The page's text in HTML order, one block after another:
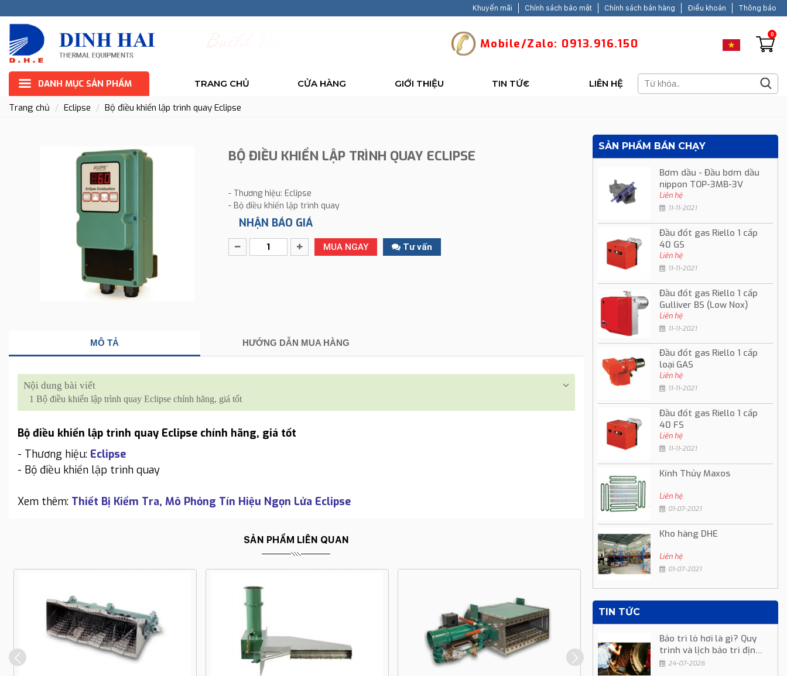
Khuyến mãi Chính sách bảo mật Chính sách bán hàng Điều khoản Thông báo
Mobile/Zalo: 0913.916.150
0
DANH MỤC SẢN PHẨM TRANG CHỦ CỬA HÀNG GIỚI THIỆU TIN TỨC LIÊN HỆ
Trang chủ Eclipse Bộ điều khiển lập trình quay Eclipse
BỘ ĐIỀU KHIỂN LẬP TRÌNH QUAY ECLIPSE
- Thương hiệu: Eclipse
- Bộ điều khiển lập trình quay
NHẬN BÁO GIÁ
MUA NGAY Tư vấn
MÔ TẢ HƯỚNG DẪN MUA HÀNG
Nội dung bài viết
1 Bộ điều khiển lập trình quay Eclipse chính hãng, giá tốt
Bộ điều khiển lập trình quay Eclipse chính hãng, giá tốt
- Thương hiệu: Eclipse
- Bộ điều khiển lập trình quay
Xem thêm: Thiết Bị Kiểm Tra, Mô Phỏng Tín Hiệu Ngọn Lửa Eclipse
SẢN PHẨM LIÊN QUAN
SẢN PHẨM BÁN CHẠY
Bơm dầu - Đầu bơm dầu
nippon TOP-3MB-3V
Liên hệ
11-11-2021
Đầu đốt gas Riello 1 cấp
40 GS
Liên hệ
11-11-2021
Đầu đốt gas Riello 1 cấp
Gulliver BS (Low Nox)
Liên hệ
11-11-2021
Đầu đốt gas Riello 1 cấp
loại GAS
Liên hệ
11-11-2021
Đầu đốt gas Riello 1 cấp
40 FS
Liên hệ
11-11-2021
Kính Thủy Maxos
Liên hệ
01-07-2021
Kho hàng DHE
Liên hệ
01-07-2021
TIN TỨC
Bảo trì lò hơi là gì? Quy
trình và lịch bảo trì định
kỳ24-07-2026